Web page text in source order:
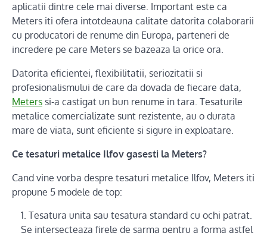
aplicatii dintre cele mai diverse. Important este ca
Meters iti ofera intotdeauna calitate datorita colaborarii
cu producatori de renume din Europa, parteneri de
incredere pe care Meters se bazeaza la orice ora.
Datorita eficientei, flexibilitatii, seriozitatii si
profesionalismului de care da dovada de fiecare data,
Meters si-a castigat un bun renume in tara. Tesaturile
metalice comercializate sunt rezistente, au o durata
mare de viata, sunt eficiente si sigure in exploatare.
Ce tesaturi metalice Ilfov gasesti la Meters?
Cand vine vorba despre tesaturi metalice Ilfov, Meters iti
propune 5 modele de top:
Tesatura unita sau tesatura standard cu ochi patrat.
Se intersecteaza firele de sarma pentru a forma astfel